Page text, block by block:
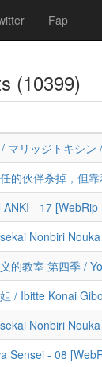
Fap
(10399)
- 17
Sensei - 08